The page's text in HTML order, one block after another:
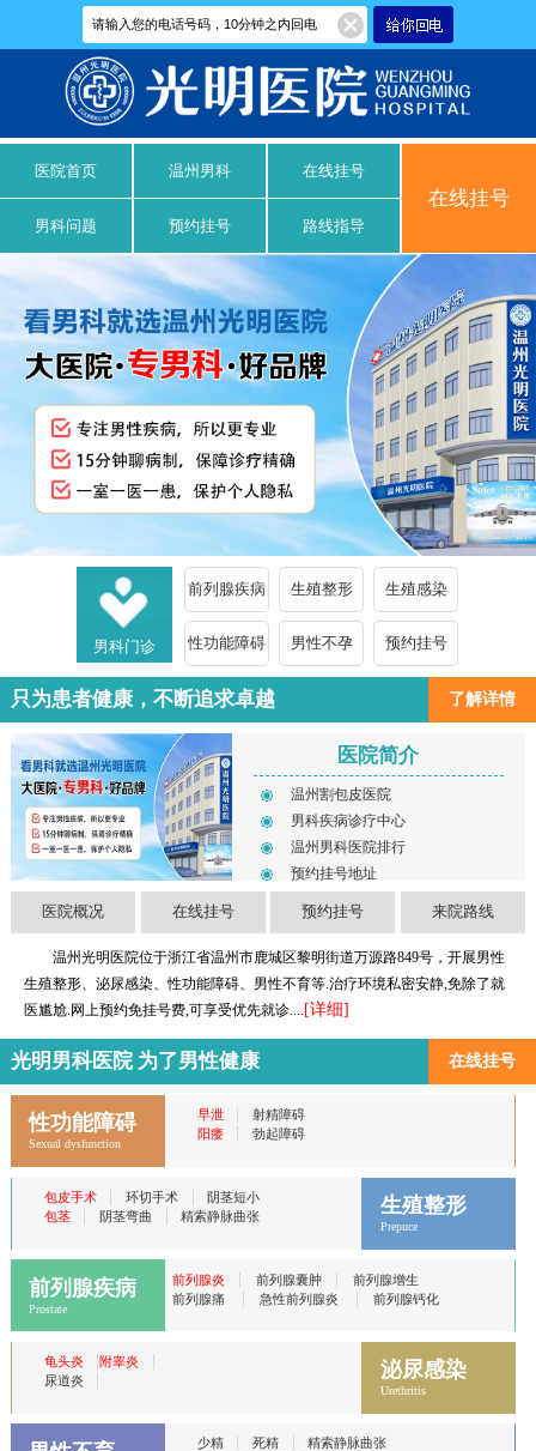
医院首页 温州男科 在线挂号
男科问题 预约挂号 路线指导
在线挂号
男科门诊
前列腺疾病 生殖整形 生殖感染
性功能障碍 男性不孕 预约挂号
只为患者健康，不断追求卓越 了解详情
医院简介
温州割包皮医院
男科疾病诊疗中心
温州男科医院排行
预约挂号地址
医院概况 在线挂号 预约挂号 来院路线
温州光明医院位于浙江省温州市鹿城区黎明街道万源路849号，开展男性
生殖整形、泌尿感染、性功能障碍、男性不育等.治疗环境私密安静,免除了就
医尴尬.网上预约免挂号费,可享受优先就诊.... [详细]
光明男科医院 为了男性健康 在线挂号
性功能障碍
Sexual dysfunction
早泄
射精障碍
阳痿
勃起障碍
包皮手术 | 环切手术 |
阴茎短小
包茎
| 阴茎弯曲 | 精索静脉曲张 生殖整形
Prepuce
前列腺疾病
Prostate
前列腺炎 前列腺囊肿
前列腺增生
前列腺痛
急性前列腺炎 前列腺钙化
龟头炎 |附睾炎
尿道炎 泌尿感染
Urethritis
少精 死精
精索静脉曲张